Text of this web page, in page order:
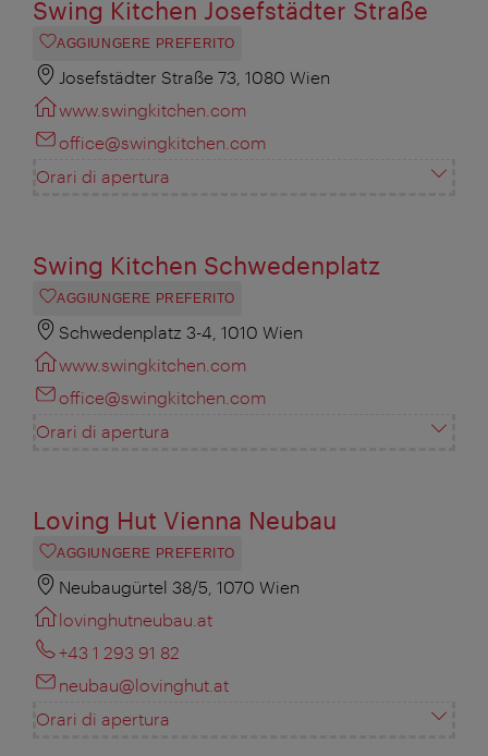
Swing Kitchen Josefstädter Straße
AGGIUNGERE PREFERITO
Josefstädter Straße 73, 1080 Wien
www.swingkitchen.com
office@swingkitchen.com
Orari di apertura
Swing Kitchen Schwedenplatz
AGGIUNGERE PREFERITO
Schwedenplatz 3-4, 1010 Wien
www.swingkitchen.com
office@swingkitchen.com
Orari di apertura
Loving Hut Vienna Neubau
AGGIUNGERE PREFERITO
Neubaugürtel 38/5, 1070 Wien
lovinghutneubau.at
+43 1 293 91 82
neubau@lovinghut.at
Orari di apertura